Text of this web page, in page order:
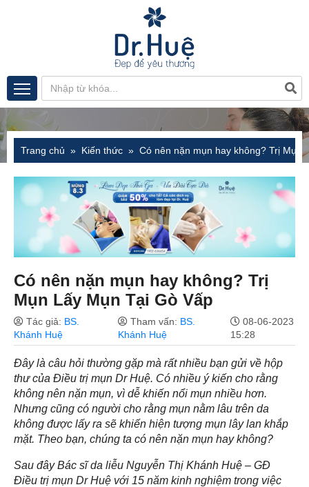
Trang chủ Kiến thức Có nên nặn mụn hay không? Trị Mụn
Có nên nặn mụn hay không? Trị
Mụn Lấy Mụn Tại Gò Vấp
Tác giả: BS.
Khánh Huệ
Tham vấn: BS.
Khánh Huệ
08-06-2023
15:28
Đây là câu hỏi thường gặp mà rất nhiều bạn gửi về hộp
thư của Điều trị mụn Dr Huệ. Có nhiều ý kiến cho rằng
không nên nặn mụn, vì dễ khiến nổi mụn nhiều hơn.
Nhưng cũng có người cho rằng mụn nằm lâu trên da
không được lấy ra sẽ khiến hiện tượng mụn lây lan khắp
mặt. Theo bạn, chúng ta có nên nặn mụn hay không?
Sau đây Bác sĩ da liễu Nguyễn Thị Khánh Huệ – GĐ
Điều trị mụn Dr Huệ với 15 năm kinh nghiệm trong việc